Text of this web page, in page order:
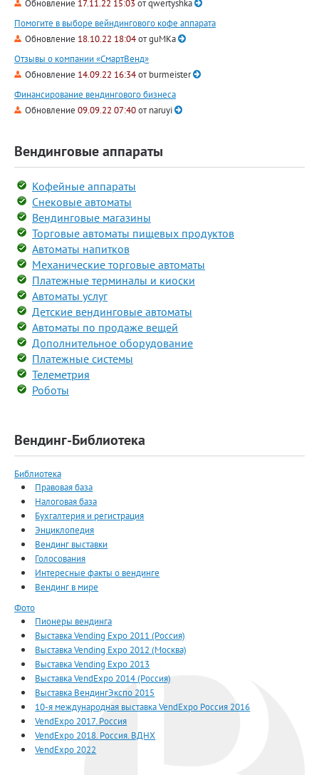
Обновление 17.11.22 15:03 отqwertyshka
Помогите в выборе вейндингового кофе аппарата
Обновление 18.10.22 18:04отguMKa
Отзывы о компании «СмартВенд»
Обновление 14.09.22 16:34отburmeister
Финансирование вендингового бизнеса
Обновление 09.09.22 07:40отnaruyi
Вендинговые аппараты
Кофейные аппараты
Снековые автоматы
Вендинговые магазины
Торговые автоматы пищевых продуктов
Автоматы напитков
Механические торговые автоматы
Платежные терминалы и киоски
Автоматы услуг
Детские вендинговые автоматы
Автоматы по продаже вещей
Дополнительное оборудование
Платежные системы
Телеметрия
Роботы
Вендинг-Библиотека
Библиотека
Правовая база
Налоговая база
Бухгалтерия и регистрация
Энциклопедия
Вендинг выставки
Голосования
Интересные факты о вендинге
Вендинг в мире
Фото
Пионеры вендинга
Выставка Vending Expo 2011 (Россия)
Выставка Vending Expo 2012 (Москва)
Выставка Vending Expo 2013
Выставка VendExpo 2014 (Россия)
Выставка ВендингЭкспо 2015
10-я международная выставка VendExpo Россия 2016
VendExpo 2017. Россия
VendExpo 2018. Россия. ВДНХ
VendExpo 2022